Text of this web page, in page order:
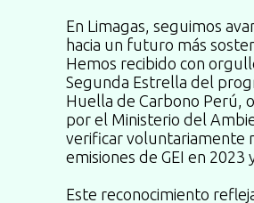
En Limagas, seguimos
hacia un futuro más
Hemos recibido con
Segunda Estrella del
Huella de Carbono Perú,
por el Ministerio del
verificar voluntariamente
emisiones de GEI en 2023
Este reconocimiento